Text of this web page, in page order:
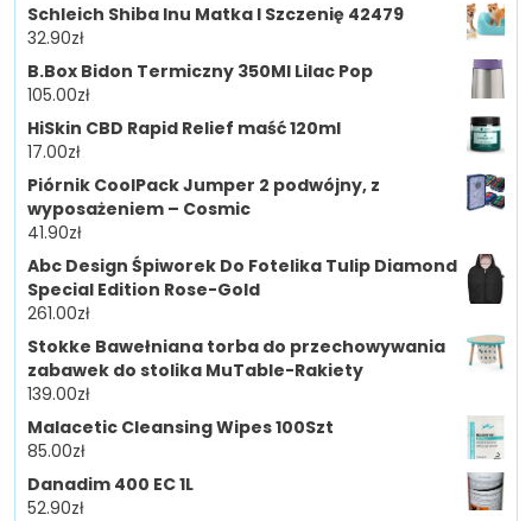
Schleich Shiba Inu Matka I Szczenię 42479
32.90zł
B.Box Bidon Termiczny 350Ml Lilac Pop
105.00zł
HiSkin CBD Rapid Relief maść 120ml
17.00zł
Piórnik CoolPack Jumper 2 podwójny, z
wyposażeniem – Cosmic
41.90zł
Abc Design Śpiworek Do Fotelika Tulip Diamond
Special Edition Rose-Gold
261.00zł
Stokke Bawełniana torba do przechowywania
zabawek do stolika MuTable-Rakiety
139.00zł
Malacetic Cleansing Wipes 100Szt
85.00zł
Danadim 400 EC 1L
52.90zł